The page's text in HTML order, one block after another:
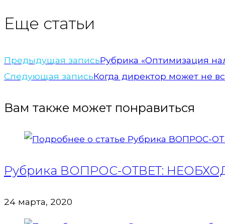
Еще статьи
Предыдущая записьРубрика «Оптимизация
Следующая записьКогда директор может не
Вам также может понравиться
Рубрика ВОПРОС-ОТВЕТ:
24 марта, 2020